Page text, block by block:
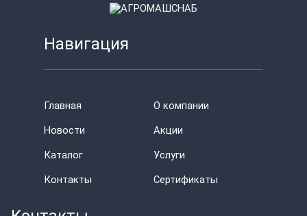
Навигация
Главная
О компании
Новости
Акции
Каталог
Услуги
Контакты
Сертификаты